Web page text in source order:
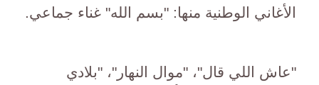
الأغاني الوطنية منها: "بسم الله" غناء جماعي.
"عاش اللي قال"، "موال النهار"، "بلادي